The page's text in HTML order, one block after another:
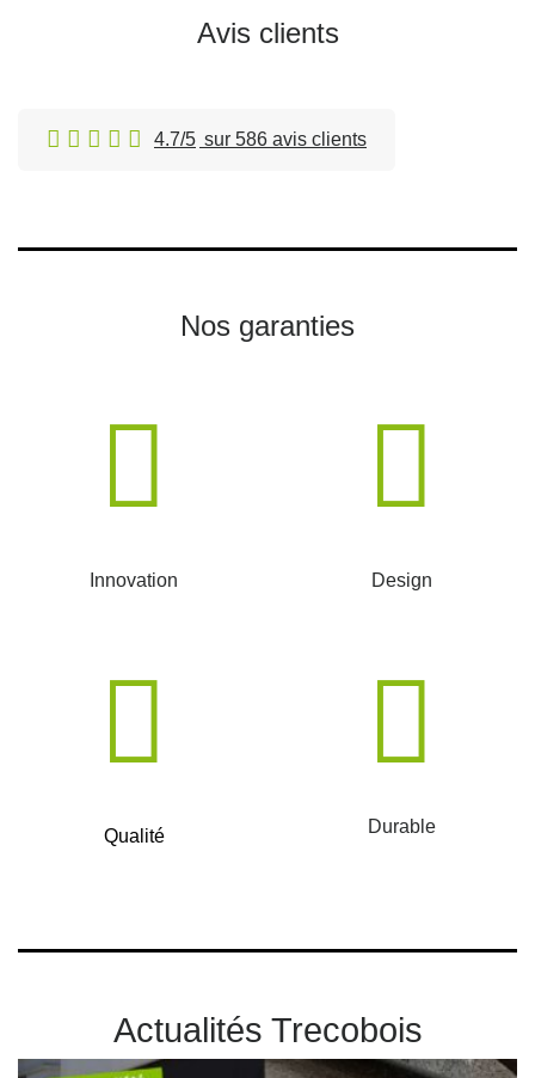
Avis clients
4.7/5 sur 586 avis clients
Nos garanties
Innovation Design
Qualité Durable
Actualités Trecobois